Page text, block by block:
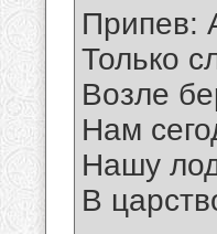
Припев:
Только
Возле
Нам
Нашу
В